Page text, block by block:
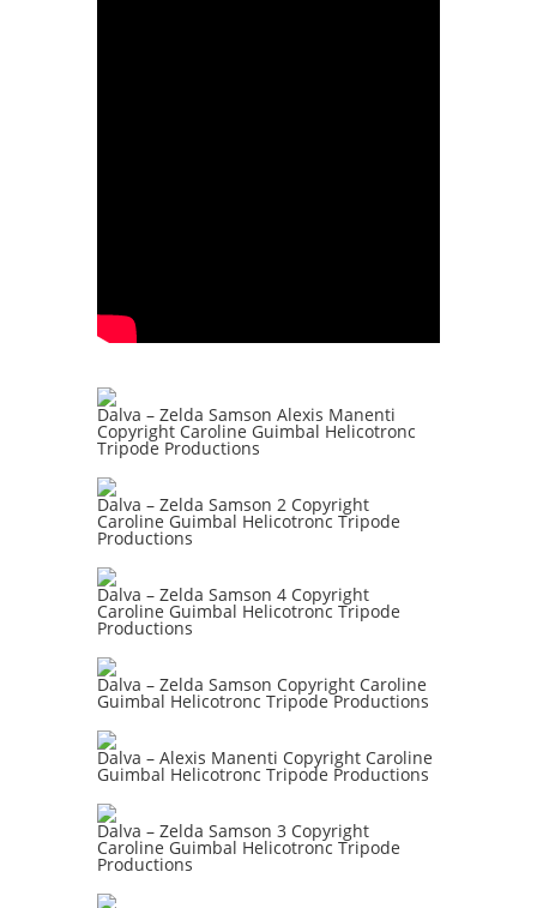
Dalva – Zelda Samson Alexis Manenti
Copyright Caroline Guimbal Helicotronc
Tripode Productions
Dalva – Zelda Samson 2 Copyright
Caroline Guimbal Helicotronc Tripode
Productions
Dalva – Zelda Samson 4 Copyright
Caroline Guimbal Helicotronc Tripode
Productions
Dalva – Zelda Samson Copyright Caroline
Guimbal Helicotronc Tripode Productions
Dalva – Alexis Manenti Copyright Caroline
Guimbal Helicotronc Tripode Productions
Dalva – Zelda Samson 3 Copyright
Caroline Guimbal Helicotronc Tripode
Productions